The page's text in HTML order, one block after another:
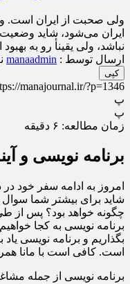
ولی صحبت از ایران است.
ایران می‌شود، شاید وضعیت
نباشد، ولی یقینأ رو به
ارسال توسط : manaadmin
کپی
manajournal.ir/?p=1346
پ
پ
زمان مطالعه: ۶ دقیقه
برنامه نویسی و
امروز به ادامه سفر خود در
شاید برای بیشتر شما سوال
چگونه خواهد بود؟ پس
برنامه نویسی به کجا
بگذاریم و برنامه نویسی
است. کافی است با مانا
برنامه نویسی از جمله